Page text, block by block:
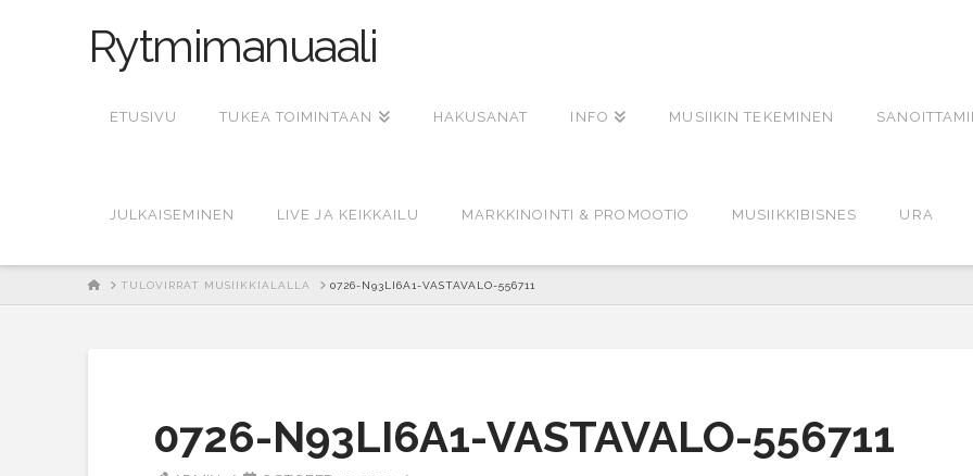
Rytmimanuaali
ETUSIVU TUKEA TOIMINTAAN HAKUSANAT INFO MUSIIKIN TEKEMINEN
JULKAISEMINEN LIVE JA KEIKKAILU MARKKINOINTI & PROMOOTIO MUSIIKKIBISNES URA
HOMETULOVIRRAT MUSIIKKIALALLA 0726-N93LI6A1-VASTAVALO-556711
0726-N93LI6A1-VASTAVALO-556711